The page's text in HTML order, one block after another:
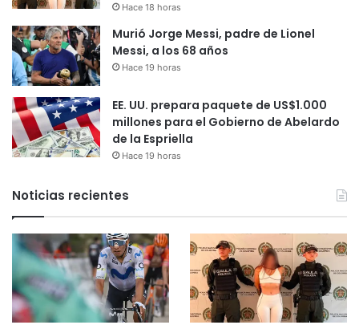
Hace 18 horas
Murió Jorge Messi, padre de Lionel
Messi, a los 68 años
Hace 19 horas
EE. UU. prepara paquete de US$1.000
millones para el Gobierno de Abelardo
de la Espriella
Hace 19 horas
Noticias recientes